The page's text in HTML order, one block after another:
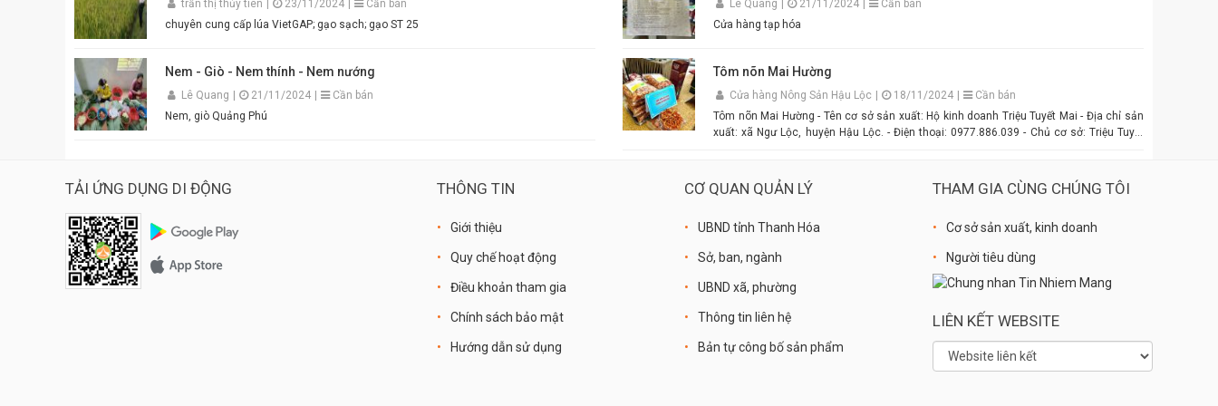
nhanh toàn quốc. Đặt mua ngay hôm nay để thưởng thức hương vị mắm tôm đậm đà,
chuẩn vị quê hương cùng An Quý Thiên Hương! #MamTomAnQuyThienHuong
trần thị thủy tiên 23/11/2024
Cần bán
chuyên cung cấp lúa VietGAP; gạo sạch; gạo ST 25
Lê Quang 21/11/2024
Cần bán
Cửa hàng tạp hóa
Nem - Giò - Nem thính - Nem nướng
Lê Quang 21/11/2024
Cần bán
Nem, giò Quảng Phú
Tôm nõn Mai Hường
Cửa hàng Nông Sản Hậu Lộc 18/11/2024
Cần bán
Tôm nõn Mai Hường - Tên cơ sở sản xuất: Hộ kinh doanh Triệu Tuyết Mai - Địa chỉ sản
xuất: xã Ngư Lộc, huyện Hậu Lộc. - Điện thoại: 0977.886.039 - Chủ cơ sở: Triệu Tuyết
TẢI ỨNG DỤNG DI ĐỘNG THÔNG TIN
Giới thiệu
Quy chế hoạt động
Điều khoản tham gia
Chính sách bảo mật
Hướng dẫn sử dụng
CƠ QUAN QUẢN LÝ
UBND tỉnh Thanh Hóa
Sở, ban, ngành
UBND xã, phường
Thông tin liên hệ
Bản tự công bố sản phẩm
THAM GIA CÙNG CHÚNG TÔI
Cơ sở sản xuất, kinh doanh
Người tiêu dùng
LIÊN KẾT WEBSITE